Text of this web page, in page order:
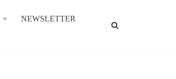
NEWSLETTER